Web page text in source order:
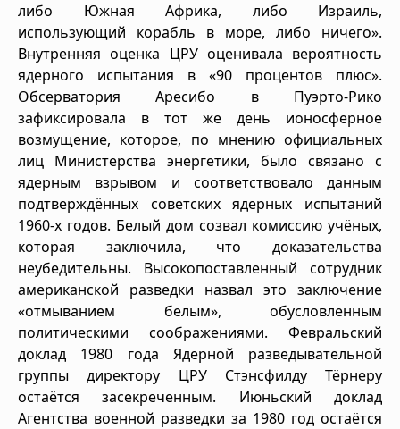
либо Южная Африка, либо Израиль,
использующий корабль в море, либо ничего».
Внутренняя оценка ЦРУ оценивала вероятность
ядерного испытания в «90 процентов плюс».
Обсерватория Аресибо в Пуэрто-Рико
зафиксировала в тот же день ионосферное
возмущение, которое, по мнению официальных
лиц Министерства энергетики, было связано с
ядерным взрывом и соответствовало данным
подтверждённых советских ядерных испытаний
1960-х годов. Белый дом созвал комиссию учёных,
которая заключила, что доказательства
неубедительны. Высокопоставленный сотрудник
американской разведки назвал это заключение
«отмыванием белым», обусловленным
политическими соображениями. Февральский
доклад 1980 года Ядерной разведывательной
группы директору ЦРУ Стэнсфилду Тёрнеру
остаётся засекреченным. Июньский доклад
Агентства военной разведки за 1980 год остаётся